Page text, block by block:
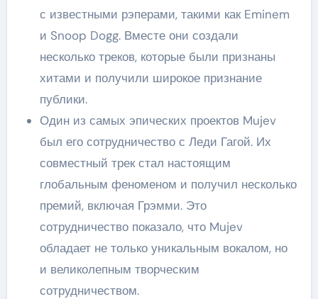
с известными рэперами, такими как Eminem
и Snoop Dogg. Вместе они создали
несколько треков, которые были признаны
хитами и получили широкое признание
публики.
Один из самых эпических проектов Mujev
был его сотрудничество с Леди Гагой. Их
совместный трек стал настоящим
глобальным феноменом и получил несколько
премий, включая Грэмми. Это
сотрудничество показало, что Mujev
обладает не только уникальным вокалом, но
и великолепным творческим
сотрудничеством.